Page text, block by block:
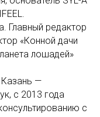
Главный редактор
«Конной дачи
лошадей»
—
с 2013 года
с